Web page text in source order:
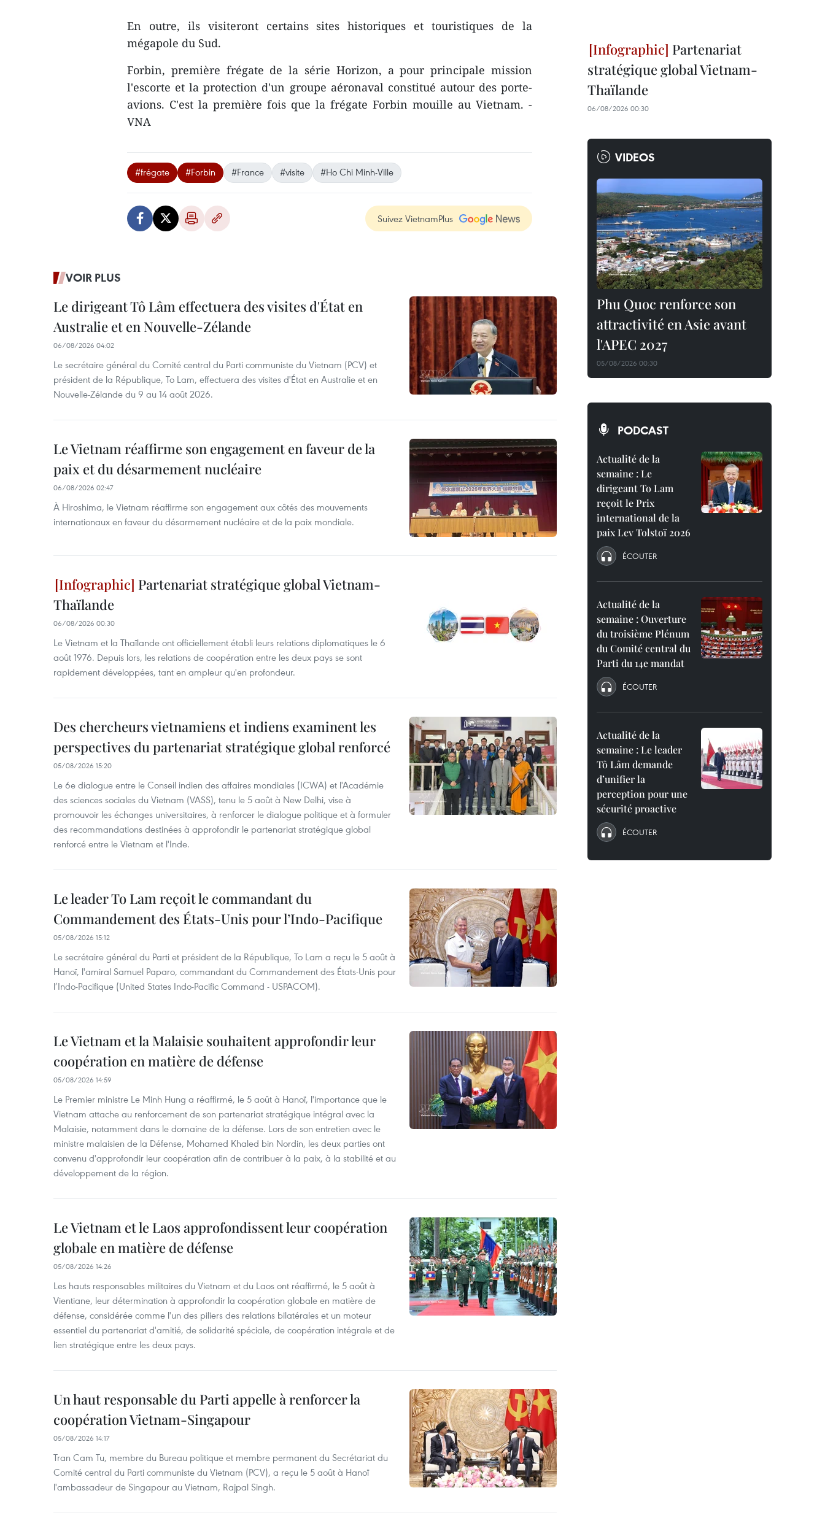
En outre, ils visiteront certains sites historiques et touristiques de la
mégapole du Sud.
Forbin, première frégate de la série Horizon, a pour principale mission
l'escorte et la protection d'un groupe aéronaval constitué autour des porte-
avions. C'est la première fois que la frégate Forbin mouille au Vietnam. -
VNA
#frégate #Forbin #France #visite #Ho Chi Minh-Ville
Suivez VietnamPlus
VOIR PLUS
Le dirigeant Tô Lâm effectuera des visites d'État en
Australie et en Nouvelle-Zélande
06/08/2026 04:02
Le secrétaire général du Comité central du Parti communiste du Vietnam (PCV) et
président de la République, To Lam, effectuera des visites d'État en Australie et en
Nouvelle-Zélande du 9 au 14 août 2026.
Le Vietnam réaffirme son engagement en faveur de la
paix et du désarmement nucléaire
06/08/2026 02:47
À Hiroshima, le Vietnam réaffirme son engagement aux côtés des mouvements
internationaux en faveur du désarmement nucléaire et de la paix mondiale.
Partenariat stratégique global Vietnam-
Thaïlande
06/08/2026 00:30
Le Vietnam et la Thaïlande ont officiellement établi leurs relations diplomatiques le 6
août 1976. Depuis lors, les relations de coopération entre les deux pays se sont
rapidement développées, tant en ampleur qu'en profondeur.
Des chercheurs vietnamiens et indiens examinent les
perspectives du partenariat stratégique global renforcé
05/08/2026 15:20
Le 6e dialogue entre le Conseil indien des affaires mondiales (ICWA) et l'Académie
des sciences sociales du Vietnam (VASS), tenu le 5 août à New Delhi, vise à
promouvoir les échanges universitaires, à renforcer le dialogue politique et à formuler
des recommandations destinées à approfondir le partenariat stratégique global
renforcé entre le Vietnam et l'Inde.
Le leader To Lam reçoit le commandant du
Commandement des États-Unis pour l’Indo-Pacifique
05/08/2026 15:12
Le secrétaire général du Parti et président de la République, To Lam a reçu le 5 août à
Hanoï, l'amiral Samuel Paparo, commandant du Commandement des États-Unis pour
l’Indo-Pacifique (United States Indo-Pacific Command - USPACOM).
Le Vietnam et la Malaisie souhaitent approfondir leur
coopération en matière de défense
05/08/2026 14:59
Le Premier ministre Le Minh Hung a réaffirmé, le 5 août à Hanoï, l'importance que le
Vietnam attache au renforcement de son partenariat stratégique intégral avec la
Malaisie, notamment dans le domaine de la défense. Lors de son entretien avec le
ministre malaisien de la Défense, Mohamed Khaled bin Nordin, les deux parties ont
convenu d'approfondir leur coopération afin de contribuer à la paix, à la stabilité et au
développement de la région.
Le Vietnam et le Laos approfondissent leur coopération
globale en matière de défense
05/08/2026 14:26
Les hauts responsables militaires du Vietnam et du Laos ont réaffirmé, le 5 août à
Vientiane, leur détermination à approfondir la coopération globale en matière de
défense, considérée comme l'un des piliers des relations bilatérales et un moteur
essentiel du partenariat d'amitié, de solidarité spéciale, de coopération intégrale et de
lien stratégique entre les deux pays.
Un haut responsable du Parti appelle à renforcer la
coopération Vietnam-Singapour
05/08/2026 14:17
Tran Cam Tu, membre du Bureau politique et membre permanent du Secrétariat du
Comité central du Parti communiste du Vietnam (PCV), a reçu le 5 août à Hanoï
l'ambassadeur de Singapour au Vietnam, Rajpal Singh.
Partenariat
stratégique global Vietnam-
Thaïlande
06/08/2026 00:30
VIDEOS
Phu Quoc renforce son
attractivité en Asie avant
l'APEC 2027
05/08/2026 00:30
PODCAST
Actualité de la
semaine : Le
dirigeant To Lam
reçoit le Prix
international de la
paix Lev Tolstoï 2026
ÉCOUTER
Actualité de la
semaine : Ouverture
du troisième Plénum
du Comité central du
Parti du 14e mandat
ÉCOUTER
Actualité de la
semaine : Le leader
Tô Lâm demande
d’unifier la
perception pour une
sécurité proactive
ÉCOUTER